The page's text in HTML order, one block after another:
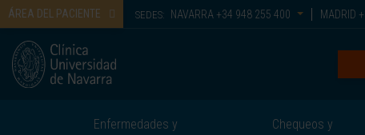
ÁREA DEL PACIENTE SEDES: NAVARRA +34 948 255 400 MADRID
Enfermedades y
Chequeos y